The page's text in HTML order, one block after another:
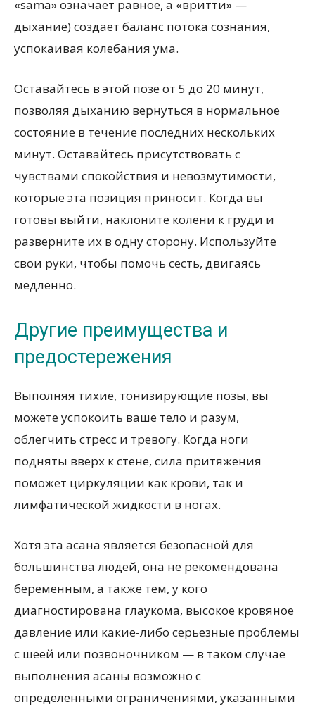
«sama» означает равное, а «вритти» —
дыхание) создает баланс потока сознания,
успокаивая колебания ума.
Оставайтесь в этой позе от 5 до 20 минут,
позволяя дыханию вернуться в нормальное
состояние в течение последних нескольких
минут. Оставайтесь присутствовать с
чувствами спокойствия и невозмутимости,
которые эта позиция приносит. Когда вы
готовы выйти, наклоните колени к груди и
разверните их в одну сторону. Используйте
свои руки, чтобы помочь сесть, двигаясь
медленно.
Другие преимущества и
предостережения
Выполняя тихие, тонизирующие позы, вы
можете успокоить ваше тело и разум,
облегчить стресс и тревогу. Когда ноги
подняты вверх к стене, сила притяжения
поможет циркуляции как крови, так и
лимфатической жидкости в ногах.
Хотя эта асана является безопасной для
большинства людей, она не рекомендована
беременным, а также тем, у кого
диагностирована глаукома, высокое кровяное
давление или какие-либо серьезные проблемы
с шеей или позвоночником — в таком случае
выполнения асаны возможно с
определенными ограничениями, указанными